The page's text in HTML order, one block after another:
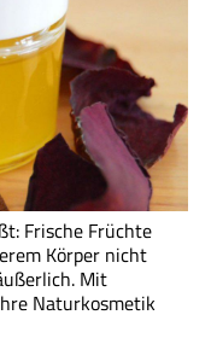
Frische Früchte
Körper nicht
Mit
Naturkosmetik